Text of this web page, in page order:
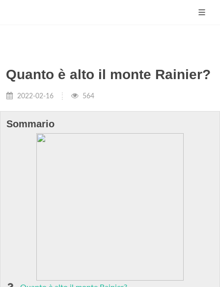
Quanto è alto il monte Rainier?
2022-02-16 564
Sommario